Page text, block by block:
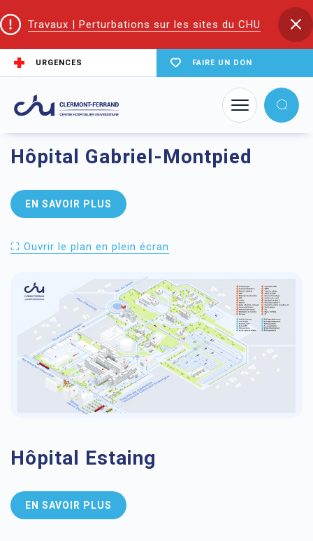
Travaux | Perturbations sur les sites du CHU
URGENCES FAIRE UN DON
Accueil
Hôpital Gabriel-Montpied
EN SAVOIR PLUS
⛶ Ouvrir le plan en plein écran
Hôpital Estaing
EN SAVOIR PLUS